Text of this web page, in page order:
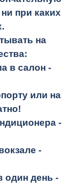
при каких
на
в салон -
или на
-
-
один день -